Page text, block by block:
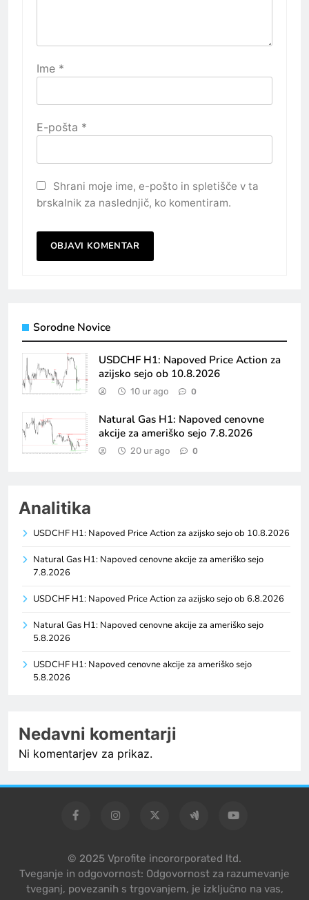
Ime *
E-pošta *
Shrani moje ime, e-pošto in spletišče v ta
brskalnik za naslednjič, ko komentiram.
Sorodne Novice
USDCHF H1: Napoved Price Action za
azijsko sejo ob 10.8.2026
10 ur ago 0
Natural Gas H1: Napoved cenovne
akcije za ameriško sejo 7.8.2026
20 ur ago 0
Analitika
USDCHF H1: Napoved Price Action za azijsko sejo ob 10.8.2026
Natural Gas H1: Napoved cenovne akcije za ameriško sejo
7.8.2026
USDCHF H1: Napoved Price Action za azijsko sejo ob 6.8.2026
Natural Gas H1: Napoved cenovne akcije za ameriško sejo
5.8.2026
USDCHF H1: Napoved cenovne akcije za ameriško sejo
5.8.2026
Nedavni komentarji
Ni komentarjev za prikaz.
© 2025 Vprofite incororporated ltd.
Tveganje in odgovornost: Odgovornost za razumevanje
tveganj, povezanih s trgovanjem, je izključno na vas,